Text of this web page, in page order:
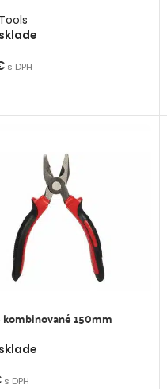
s DPH
150mm
s DPH